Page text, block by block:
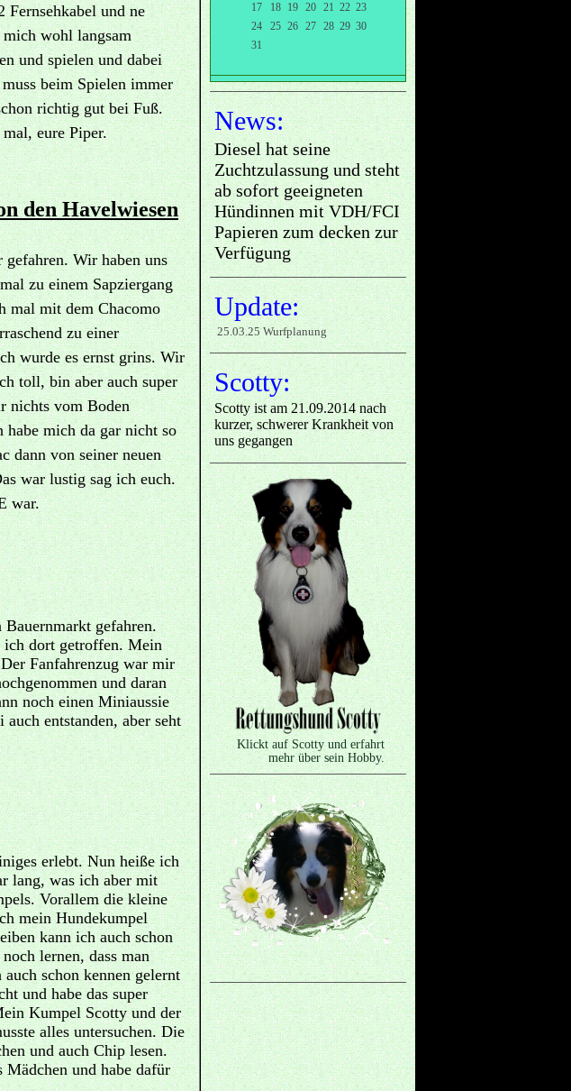
17
18 19 20 21 22 23
24
25 26 27 28 29 30
31
News:
Diesel hat seine
Zuchtzulassung und steht
ab sofort geeigneten
Hündinnen mit VDH/FCI
Papieren zum decken zur
Verfügung
Update:
25.03.25 Wurfplanung
Scotty:
Scotty ist am 21.09.2014 nach
kurzer, schwerer Krankheit von
uns gegangen
Klickt auf Scotty und erfahrt
mehr über sein Hobby.
Fernsehkabel und ne
wohl langsam
und spielen und dabei
beim Spielen immer
on richtig gut bei Fuß.
eure Piper.
den Havelwiesen
gefahren. Wir haben uns
zu einem Sapziergang
mal mit dem Chacomo
zu einer
wurde es ernst grins. Wir
toll, bin aber auch super
nichts vom Boden
mich da gar nicht so
dann von seiner neuen
war lustig sag ich euch.
war.
gefahren.
ich dort getroffen. Mein
Fanfahrenzug war mir
und daran
noch einen Miniaussie
entstanden, aber seht
erlebt. Nun heiße ich
lang, was ich aber mit
Vorallem die kleine
mein Hundekumpel
kann ich auch schon
lernen, dass man
schon kennen gelernt
und habe das super
Kumpel Scotty und der
alles untersuchen. Die
und auch Chip lesen.
und habe dafür